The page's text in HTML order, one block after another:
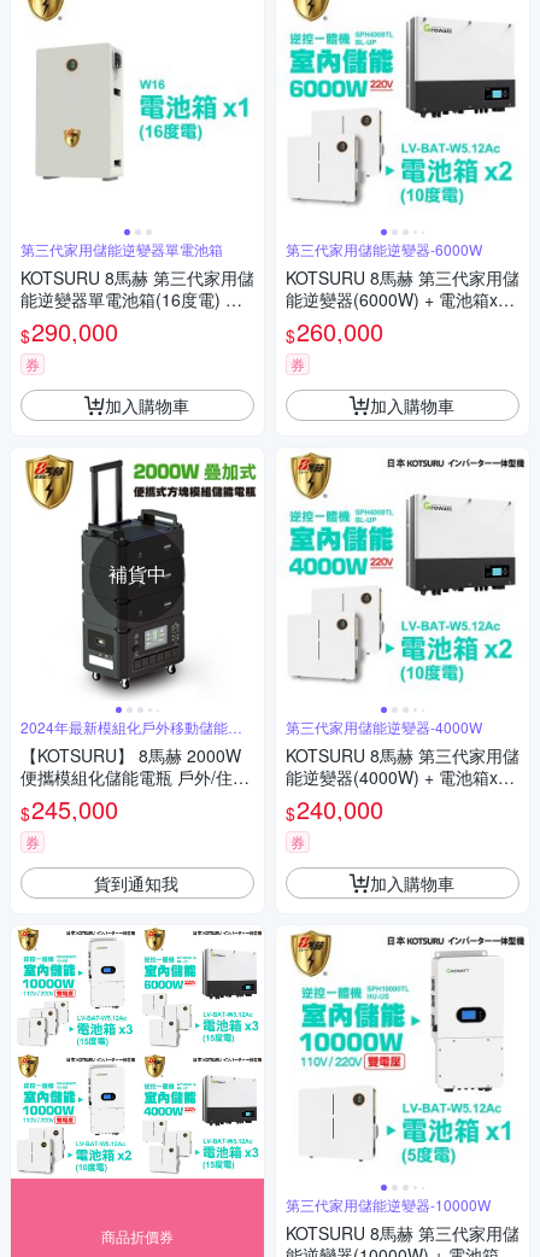
第三代家用儲能逆變器單電池箱
KOTSURU 8馬赫 第三代家用儲
能逆變器單電池箱(16度電) 施
工另計現場估價
$290,000
券
加入購物車
補貨中
2024年最新模組化戶外移動儲能登
【KOTSURU】 8馬赫 2000W
便攜模組化儲能電瓶 戶外/住宅/
商辦 一主機＋二層電池組4608
Wh
$245,000
券
貨到通知我
商品折價券
第三代家用儲能逆變器-6000W
KOTSURU 8馬赫 第三代家用儲
能逆變器(6000W) + 電池箱x2
(10度電) 容量可擴充 施工另計
現場估價
$260,000
券
加入購物車
第三代家用儲能逆變器-4000W
KOTSURU 8馬赫 第三代家用儲
能逆變器(4000W) + 電池箱x2
(10度電) 容量可擴充 施工另計
現場估價
$240,000
券
加入購物車
第三代家用儲能逆變器-10000W
KOTSURU 8馬赫 第三代家用儲